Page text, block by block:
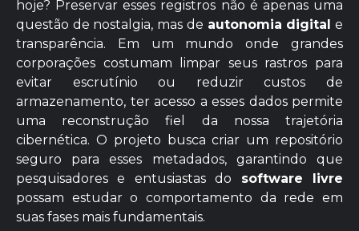
hoje? Preservar esses registros não é apenas uma
questão de nostalgia, mas de autonomia digital e
transparência. Em um mundo onde grandes
corporações costumam limpar seus rastros para
evitar escrutínio ou reduzir custos de
armazenamento, ter acesso a esses dados permite
uma reconstrução fiel da nossa trajetória
cibernética. O projeto busca criar um repositório
seguro para esses metadados, garantindo que
pesquisadores e entusiastas do software livre
possam estudar o comportamento da rede em
suas fases mais fundamentais.